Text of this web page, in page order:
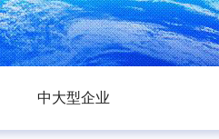
中大型企业